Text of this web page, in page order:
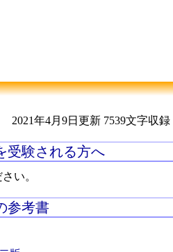
2021年4月9日更新 7539文字収録
受験される方へ
い。
参考書